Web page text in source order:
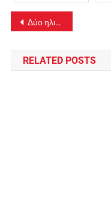
Πλοήγηση
άρθρων
Δύο ηλικιωμένες αδελφές έχασαν τη ζωή τους μετά από φωτιά στο σπίτι τους
RELATED POSTS